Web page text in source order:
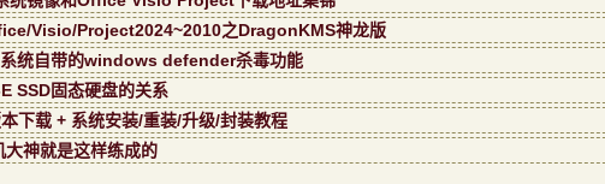
Visio/Project2024~2010之DragonKMS神龙版
统自带的windows defender杀毒功能
SSD固态硬盘的关系
下载 + 系统安装/重装/升级/封装教程
神就是这样练成的